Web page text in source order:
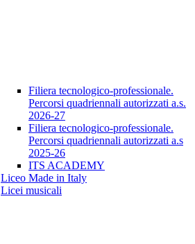
Filiera tecnologico-professionale.
Percorsi quadriennali autorizzati a.s.
2026-27
Filiera tecnologico-professionale.
Percorsi quadriennali autorizzati a.s
2025-26
ITS ACADEMY
Liceo Made in Italy
Licei musicali